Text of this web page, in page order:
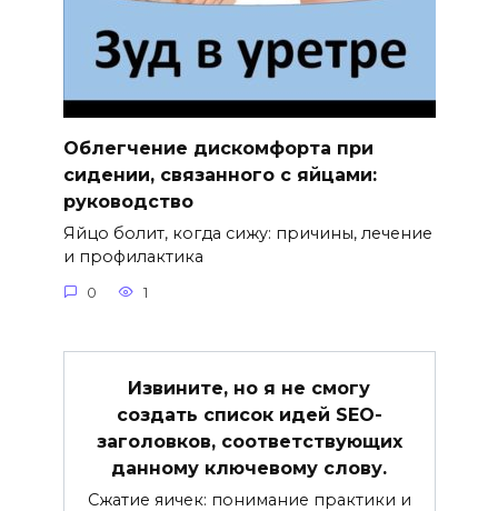
Облегчение дискомфорта при
сидении, связанного с яйцами:
руководство
Яйцо болит, когда сижу: причины, лечение
и профилактика
0 1
Извините, но я не смогу
создать список идей SEO-
заголовков, соответствующих
данному ключевому слову.
Сжатие яичек: понимание практики и